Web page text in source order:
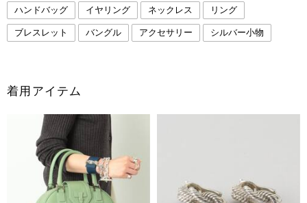
ハンドバッグ イヤリング ネックレス リング
ブレスレット バングル アクセサリー シルバー小物
着用アイテム